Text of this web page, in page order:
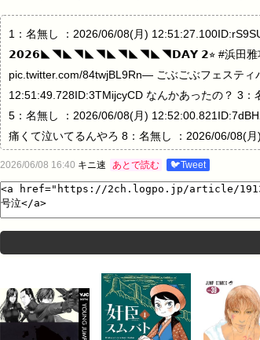
1：名無し ：2026/06/08(月)
𝟮𝟬𝟮𝟲◣◥◣◥◣◥◣◥◣◥◣◥𝗗𝗔𝗬 𝟮⭐︎ #浜田雅功
pic.twitter.com/84twjBL9Rn— ごぶごぶフェステ
12:51:49.728ID:3TMijcyCD なんかあったの？ 3
5：名無し ：2026/06/08(月)
痛くて泣いてるんやろ 8：名無し ：2026/06/08(
12:53:11.374ID:VvioK.XWo そら浜田も目痒なる
2026/06/08 16:40 キニ速 あとで読む 🐦Tweet